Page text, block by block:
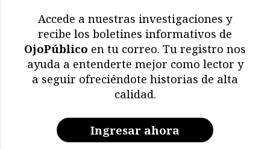
mamíferos marinos
muertos
Memoria en riesgo:
restricciones y deterioro
en los archivos de la CVR
Accede a nuestras investigaciones y
recibe los boletines informativos de
OjoPúblico en tu correo. Tu registro nos
ayuda a entenderte mejor como lector y
a seguir ofreciéndote historias de alta
calidad.
Ingresar ahora